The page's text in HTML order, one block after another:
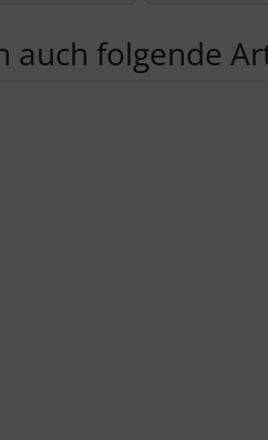
auch folgende
Artikeln.